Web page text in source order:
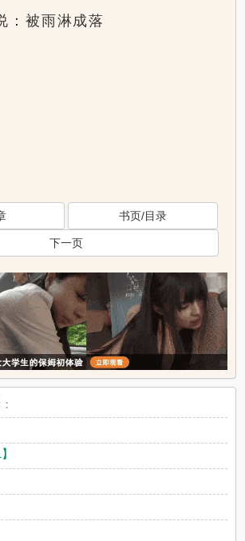
：被雨淋成落
书页/目录
下一页